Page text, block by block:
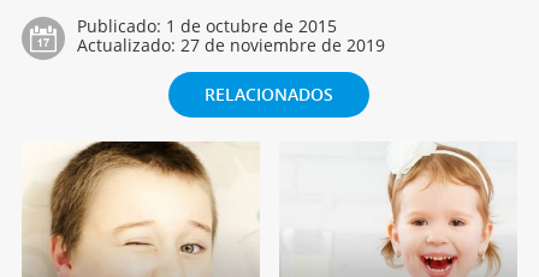
Publicado: 1 de octubre de 2015
Actualizado: 27 de noviembre de 2019
RELACIONADOS